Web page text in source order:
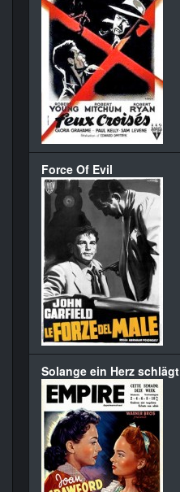
Force Of Evil
Solange ein Herz schlägt